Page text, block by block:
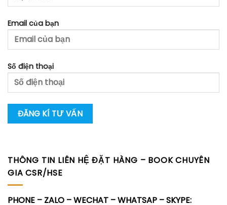
Email của bạn
Số điện thoại
THÔNG TIN LIÊN HỆ ĐẶT HÀNG – BOOK CHUYÊN
GIA CSR/HSE
PHONE – ZALO – WECHAT – WHATSAP – SKYPE: